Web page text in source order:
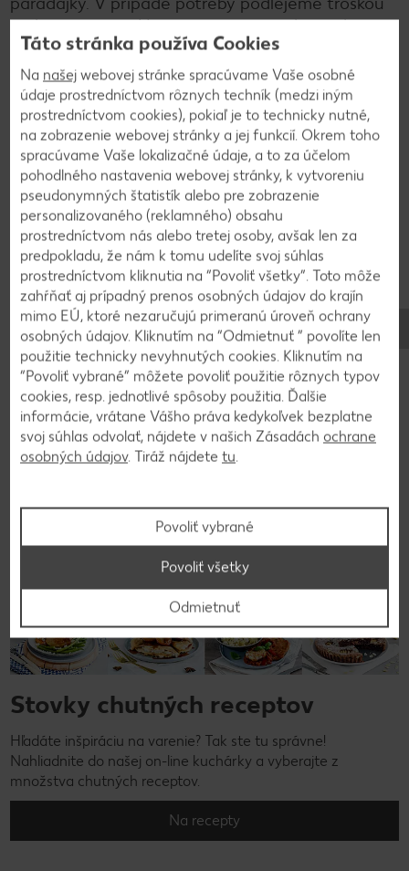
vody z cestovín. Uvarené cestoviny dáme do
panvice s omáčkou, pridáme upečené guanciale a
naberačku vody z cestovín. Za stáleho miešania
varíme ešte 2-3 minúty, aby boli cestoviny al
dente. Počas miešania postupne pridávame
nastrúhané pecorino a po troške vodu z cestovín,
aby bola omáčka krémová.
3
Podávame posypané čerstvo pomletým čiernym
korením a pecorinom.
Späť na prehľad
Stovky chutných receptov
Hľadáte inšpiráciu na varenie? Tak ste tu správne!
Nahliadnite do našej on-line kuchárky a vyberajte z
množstva chutných receptov.
Na recepty
Táto stránka používa Cookies
Na našej webovej stránke spracúvame Vaše osobné
údaje prostredníctvom rôznych techník (medzi iným
prostredníctvom cookies), pokiaľ je to technicky nutné,
na zobrazenie webovej stránky a jej funkcií. Okrem toho
spracúvame Vaše lokalizačné údaje, a to za účelom
pohodlného nastavenia webovej stránky, k vytvoreniu
pseudonymných štatistík alebo pre zobrazenie
personalizovaného (reklamného) obsahu
prostredníctvom nás alebo tretej osoby, avšak len za
predpokladu, že nám k tomu udelíte svoj súhlas
prostredníctvom kliknutia na “Povoliť všetky”. Toto môže
zahŕňať aj prípadný prenos osobných údajov do krajín
mimo EÚ, ktoré nezaručujú primeranú úroveň ochrany
osobných údajov. Kliknutím na “Odmietnuť ” povolíte len
použitie technicky nevyhnutých cookies. Kliknutím na
“Povoliť vybrané” môžete povoliť použitie rôznych typov
cookies, resp. jednotlivé spôsoby použitia. Ďalšie
informácie, vrátane Vášho práva kedykoľvek bezplatne
svoj súhlas odvolať, nájdete v našich Zásadách ochrane
osobných údajov. Tiráž nájdete tu.
Povoliť vybrané
Odmietnuť
Povoliť všetky